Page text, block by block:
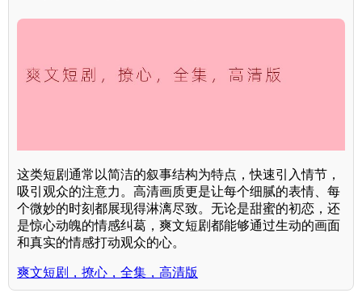
这类短剧通常以简洁的叙事结构为特点，快速引入情节，
吸引观众的注意力。高清画质更是让每个细腻的表情、每
个微妙的时刻都展现得淋漓尽致。无论是甜蜜的初恋，还
是惊心动魄的情感纠葛，爽文短剧都能够通过生动的画面
和真实的情感打动观众的心。
爽文短剧，撩心，全集，高清版